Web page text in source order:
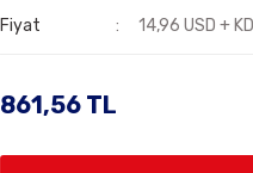
Fiyat 14,96 USD +
861,56 TL